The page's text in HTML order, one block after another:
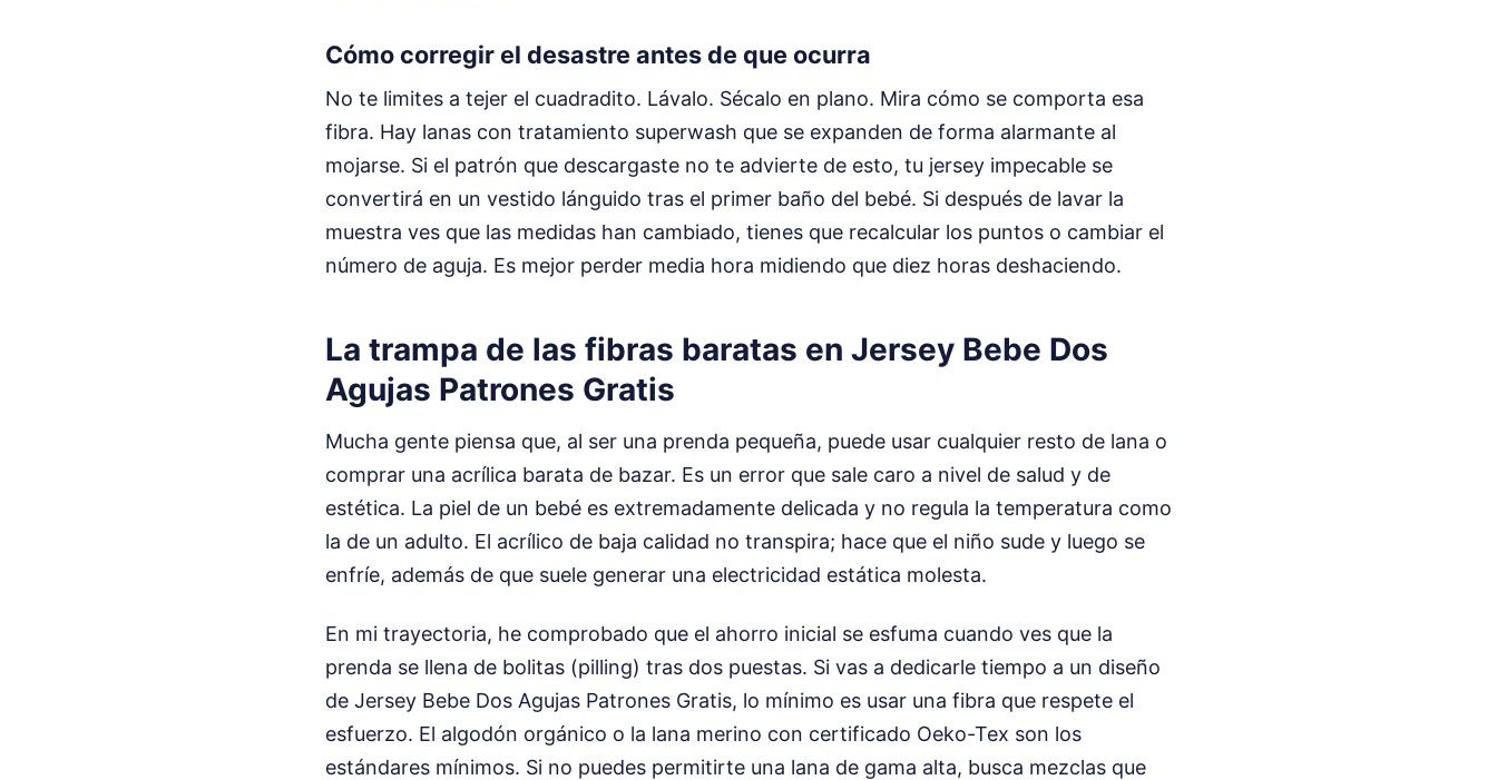
Cómo corregir el desastre antes de que ocurra
No te limites a tejer el cuadradito. Lávalo. Sécalo en plano. Mira cómo se comporta esa
fibra. Hay lanas con tratamiento superwash que se expanden de forma alarmante al
mojarse. Si el patrón que descargaste no te advierte de esto, tu jersey impecable se
convertirá en un vestido lánguido tras el primer baño del bebé. Si después de lavar la
muestra ves que las medidas han cambiado, tienes que recalcular los puntos o cambiar el
número de aguja. Es mejor perder media hora midiendo que diez horas deshaciendo.
La trampa de las fibras baratas en Jersey Bebe Dos
Agujas Patrones Gratis
Mucha gente piensa que, al ser una prenda pequeña, puede usar cualquier resto de lana o
comprar una acrílica barata de bazar. Es un error que sale caro a nivel de salud y de
estética. La piel de un bebé es extremadamente delicada y no regula la temperatura como
la de un adulto. El acrílico de baja calidad no transpira; hace que el niño sude y luego se
enfríe, además de que suele generar una electricidad estática molesta.
En mi trayectoria, he comprobado que el ahorro inicial se esfuma cuando ves que la
prenda se llena de bolitas (pilling) tras dos puestas. Si vas a dedicarle tiempo a un diseño
de Jersey Bebe Dos Agujas Patrones Gratis, lo mínimo es usar una fibra que respete el
esfuerzo. El algodón orgánico o la lana merino con certificado Oeko-Tex son los
estándares mínimos. Si no puedes permitirte una lana de gama alta, busca mezclas que